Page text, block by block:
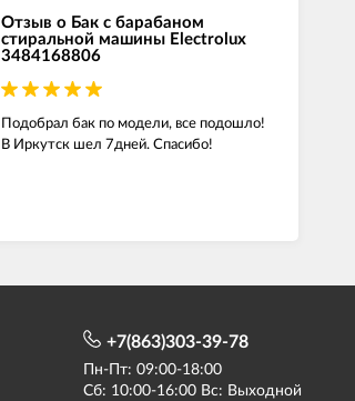
Отзыв о Бак с барабаном
стиральной машины Electrolux
3484168806
Подобрал бак по модели, все подошло!
В Иркутск шел 7дней. Спасибо!
+7(863)303-39-78
Пн-Пт: 09:00-18:00
Сб: 10:00-16:00 Вс: Выходной